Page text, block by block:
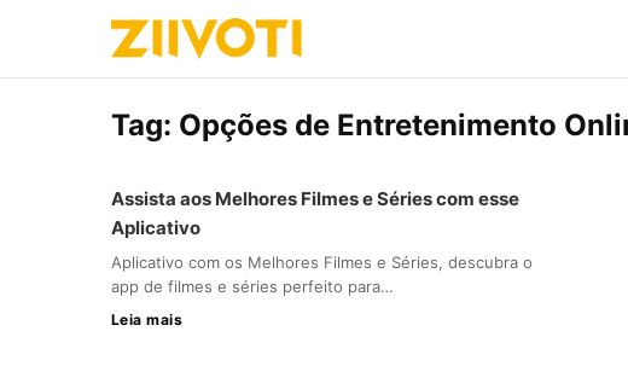
Tag: Opções de Entretenimento
Assista aos Melhores Filmes e Séries com esse
Aplicativo
Aplicativo com os Melhores Filmes e Séries, descubra o
app de filmes e séries perfeito para…
Leia mais